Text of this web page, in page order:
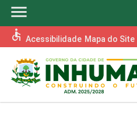
menu
accessible Acessibilidade Mapa do Site